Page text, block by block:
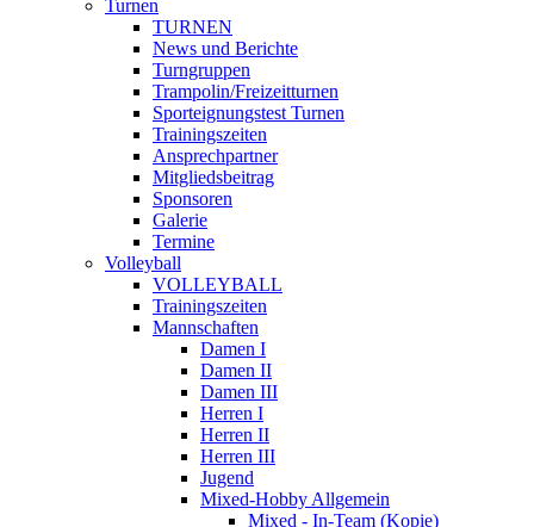
Turnen
TURNEN
News und Berichte
Turngruppen
Trampolin/Freizeitturnen
Sporteignungstest Turnen
Trainingszeiten
Ansprechpartner
Mitgliedsbeitrag
Sponsoren
Galerie
Termine
Volleyball
VOLLEYBALL
Trainingszeiten
Mannschaften
Damen I
Damen II
Damen III
Herren I
Herren II
Herren III
Jugend
Mixed-Hobby Allgemein
Mixed - In-Team (Kopie)